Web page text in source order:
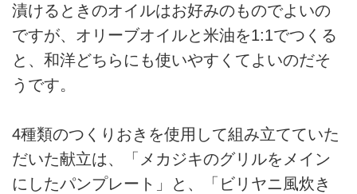
漬けるときのオイルはお好みのものでよいの
ですが、オリーブオイルと米油を1:1でつくる
と、和洋どちらにも使いやすくてよいのだそ
うです。
4種類のつくりおきを使用して組み立てていた
だいた献立は、「メカジキのグリルをメイン
にしたパンプレート」と、「ビリヤニ風炊き